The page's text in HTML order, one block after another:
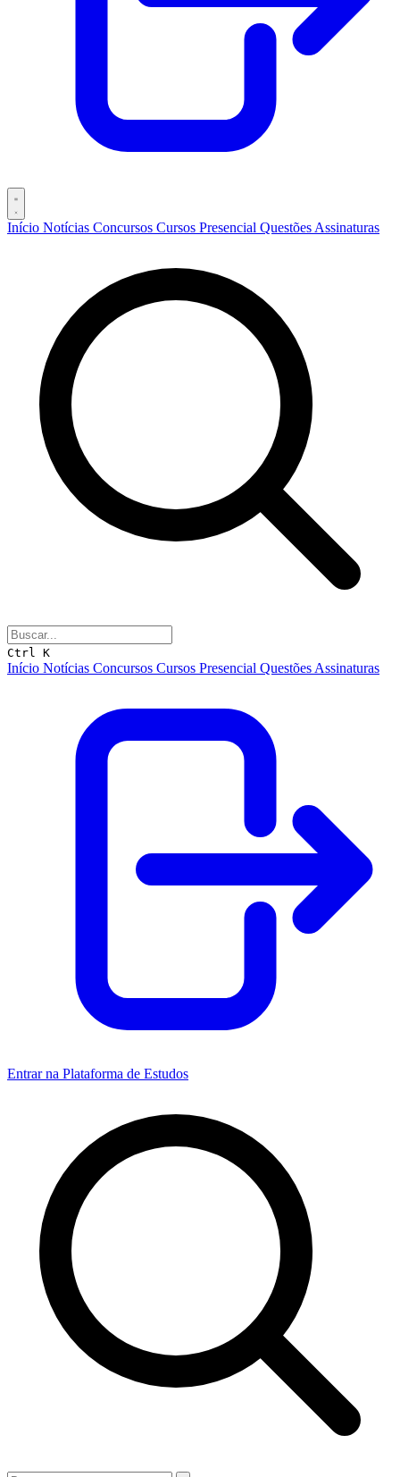
Início Notícias Concursos Cursos Presencial Questões Assinaturas
Ctrl K
Início Notícias Concursos Cursos Presencial Questões Assinaturas
Entrar na Plataforma de Estudos